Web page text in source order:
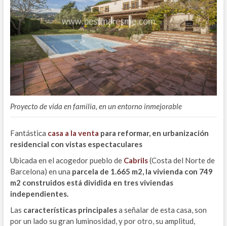
Proyecto de vida en familia, en un entorno inmejorable
Fantástica casa a la venta para reformar, en urbanización
residencial con vistas espectaculares
Ubicada en el acogedor pueblo de Cabrils(Costa del Norte de
Barcelona) en una parcela de 1.665 m2, la vivienda con 749
m2 construidos está dividida en tres viviendas
independientes.
Las características principalesa señalar de esta casa, son
por un lado su gran luminosidad, y por otro, su amplitud,